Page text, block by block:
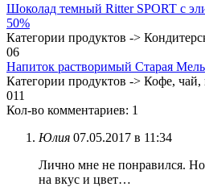
Шоколад темный Ritter SPORT с
50%
Категории продуктов ->
06
Напиток растворимый Старая
Категории продуктов -> Кофе,
011
Кол-во комментариев: 1
Юлия 07.05.2017 в 11:34
Лично мне не понравился.
на вкус и цвет…